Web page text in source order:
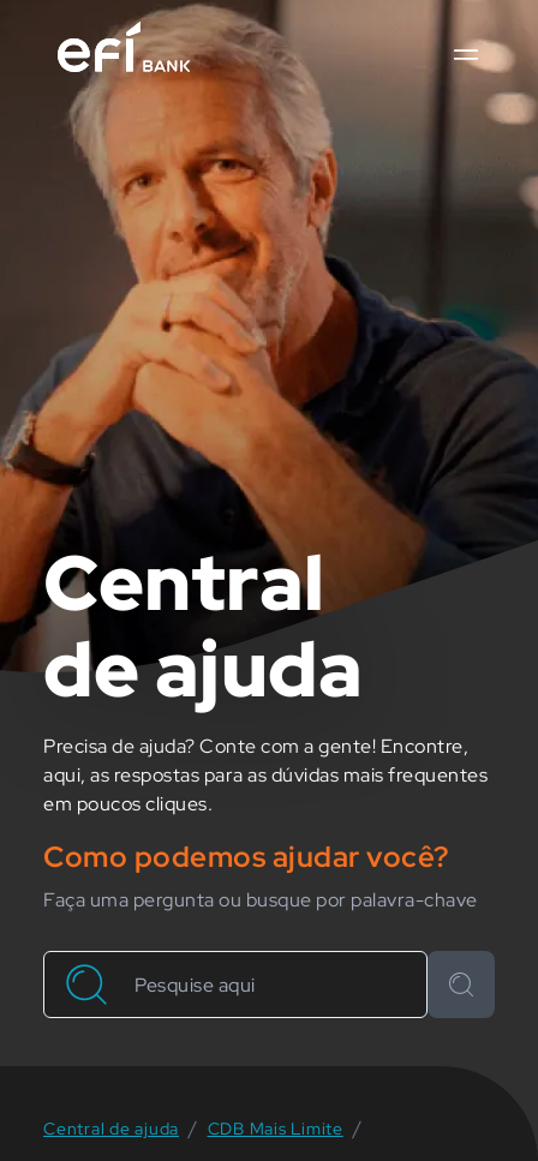
Central
de ajuda
Precisa de ajuda? Conte com a gente! Encontre,
aqui, as respostas para as dúvidas mais frequentes
em poucos cliques.
Como podemos ajudar você?
Faça uma pergunta ou busque por palavra-chave
Buscar
Central de ajuda / CDB Mais Limite /